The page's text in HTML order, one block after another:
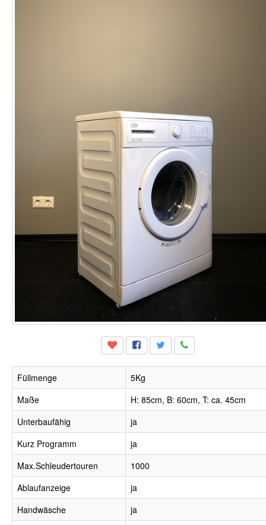
Füllmenge
5Kg
Maße
H: 85cm, B: 60cm, T: ca. 45cm
Unterbaufähig
ja
Kurz Programm
ja
Max.Schleudertouren
1000
Ablaufanzeige
ja
Handwäsche
ja